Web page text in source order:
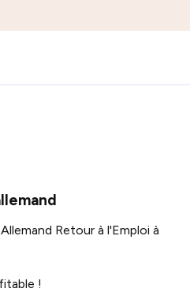
Retour à l'Emploi à
!